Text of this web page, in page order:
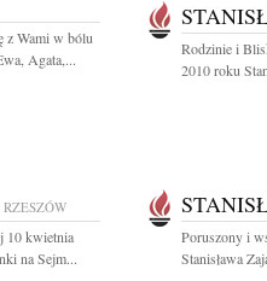
z Wami w bólu
Agata,...
Rodzinie i
2010 roku
RZESZÓW
10 kwietnia
na Sejm...
Poruszony i
Stanisława